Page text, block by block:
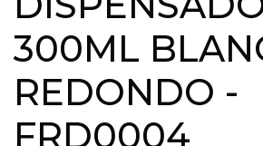
300ML
REDONDO -
FRD0004